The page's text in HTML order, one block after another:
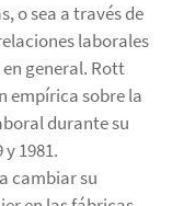
o sea a través de
laborales
general. Rott
empírica sobre la
durante su
1981.
cambiar su